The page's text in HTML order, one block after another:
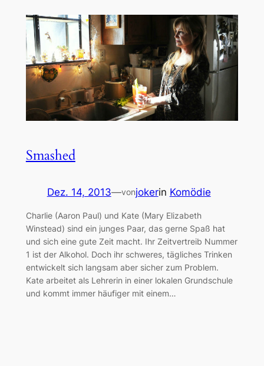
Smashed
Dez. 14, 2013—vonjokerin Komödie
Charlie (Aaron Paul) und Kate (Mary Elizabeth
Winstead) sind ein junges Paar, das gerne Spaß hat
und sich eine gute Zeit macht. Ihr Zeitvertreib Nummer
1 ist der Alkohol. Doch ihr schweres, tägliches Trinken
entwickelt sich langsam aber sicher zum Problem.
Kate arbeitet als Lehrerin in einer lokalen Grundschule
und kommt immer häufiger mit einem…